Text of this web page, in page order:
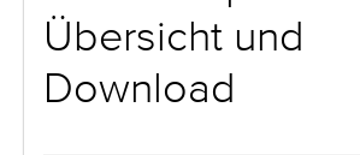
Übersicht und
Download